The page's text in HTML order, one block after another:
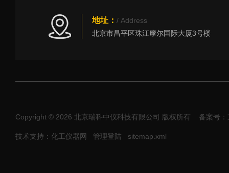
地址： / Address
北京市昌平区珠江摩尔国际大厦3号楼
Copyright © 2026 北京瑞科中仪科技有限公司 版权所有 备案号
技术支持：化工仪器网 管理登陆 sitemap.xml